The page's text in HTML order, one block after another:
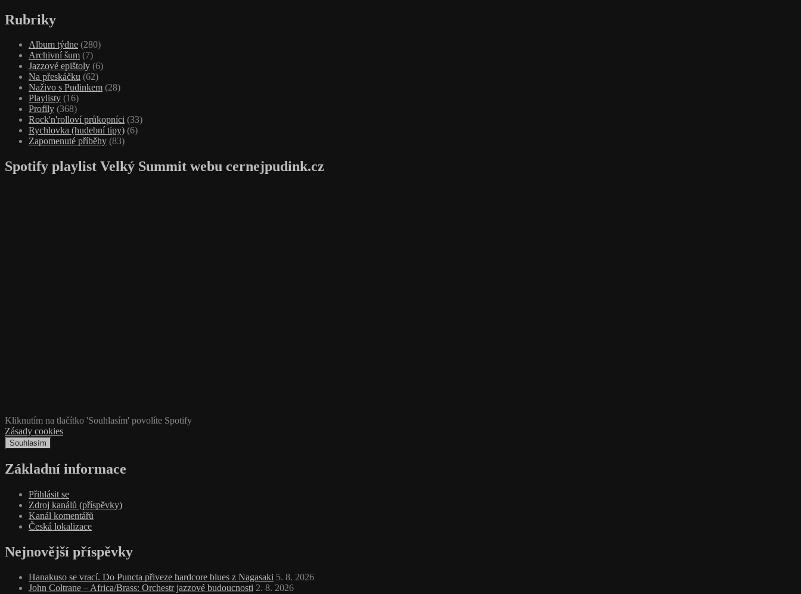
Rubriky
Album týdne (280)
Archivní šum (7)
Jazzové epištoly (6)
Na přeskáčku (62)
Naživo s Pudinkem (28)
Playlisty (16)
Profily (368)
Rock'n'rolloví průkopníci (33)
Rychlovka (hudební tipy) (6)
Zapomenuté příběhy (83)
Spotify playlist Velký Summit webu cernejpudink.cz
Kliknutím na tlačítko 'Souhlasím' povolíte Spotify
Zásady cookies
Souhlasím
Základní informace
Přihlásit se
Zdroj kanálů (příspěvky)
Kanál komentářů
Česká lokalizace
Nejnovější příspěvky
Hanakuso se vrací. Do Puncta přiveze hardcore blues z Nagasaki 5. 8. 2026
John Coltrane – Africa/Brass: Orchestr jazzové budoucnosti 2. 8. 2026